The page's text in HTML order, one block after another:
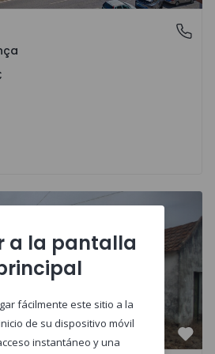
de Magos, Marinhais -
a la pantalla
fácilmente este sitio a la
de su dispositivo móvil
instantáneo y una